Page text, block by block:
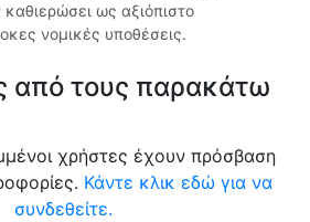
ως αξιόπιστο
νομικές υποθέσεις.
από τους παρακάτω
χρήστες έχουν πρόσβαση
Κάντε κλικ εδώ για να
συνδεθείτε.